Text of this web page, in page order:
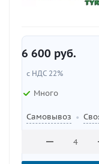
6 600 руб.
с НДС 22%
Много
Самовывоз •